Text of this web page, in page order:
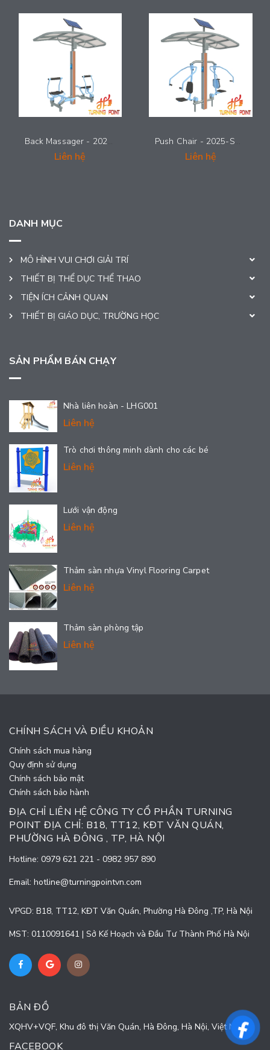
Back Massager - 2025-SMG-011
Liên hệ
Push Chair - 2025-SMG-010
Liên hệ
DANH MỤC
MÔ HÌNH VUI CHƠI GIẢI TRÍ
THIẾT BỊ THỂ DỤC THỂ THAO
TIỆN ÍCH CẢNH QUAN
THIẾT BỊ GIÁO DỤC, TRƯỜNG HỌC
SẢN PHẨM BÁN CHẠY
Nhà liên hoàn - LHG001
Liên hệ
Trò chơi thông minh dành cho các bé
Liên hệ
Lưới vận động
Liên hệ
Thảm sàn nhựa Vinyl Flooring Carpet
Liên hệ
Thảm sàn phòng tập
Liên hệ
CHÍNH SÁCH VÀ ĐIỀU KHOẢN
Chính sách mua hàng
Quy định sử dụng
Chính sách bảo mật
Chính sách bảo hành
ĐỊA CHỈ LIÊN HỆ CÔNG TY CỔ PHẦN TURNING
POINT ĐỊA CHỈ: B18, TT12, KĐT VĂN QUÁN,
PHƯỜNG HÀ ĐÔNG , TP, HÀ NỘI
Hotline: 0979 621 221 - 0982 957 890
Email: hotline@turningpointvn.com
VPGD: B18, TT12, KĐT Văn Quán, Phường Hà Đông ,TP, Hà Nội
MST: 0110091641 | Sở Kế Hoạch và Đầu Tư Thành Phố Hà Nội
BẢN ĐỒ
XQHV+VQF, Khu đô thị Văn Quán, Hà Đông, Hà Nội, Việt Nam
FACEBOOK